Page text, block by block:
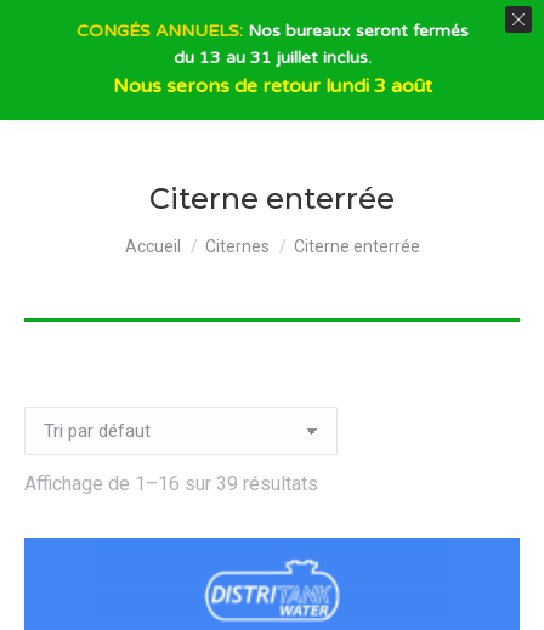
Citerne enterrée
Vous êtes ici :
Accueil Citernes Citerne enterrée
Affichage de 1–16 sur 39 résultats
CONGÉS ANNUELS:Nos bureaux seront fermés
du 13 au 31 juillet inclus.
Nous serons de retour lundi 3 août